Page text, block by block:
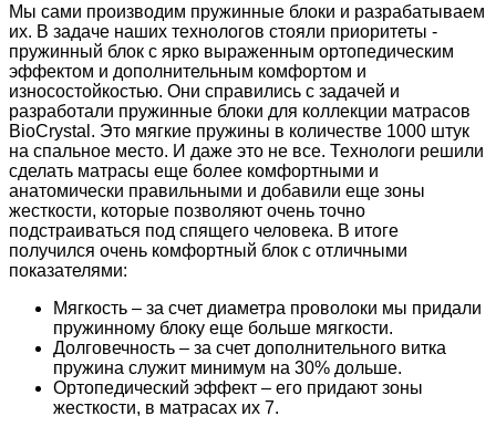
Мы сами производим пружинные блоки и разрабатываем
их. В задаче наших технологов стояли приоритеты -
пружинный блок с ярко выраженным ортопедическим
эффектом и дополнительным комфортом и
износостойкостью. Они справились с задачей и
разработали пружинные блоки для коллекции матрасов
BioCrystal. Это мягкие пружины в количестве 1000 штук
на спальное место. И даже это не все. Технологи решили
сделать матрасы еще более комфортными и
анатомически правильными и добавили еще зоны
жесткости, которые позволяют очень точно
подстраиваться под спящего человека. В итоге
получился очень комфортный блок с отличными
показателями:
Мягкость – за счет диаметра проволоки мы придали
пружинному блоку еще больше мягкости.
Долговечность – за счет дополнительного витка
пружина служит минимум на 30% дольше.
Ортопедический эффект – его придают зоны
жесткости, в матрасах их 7.